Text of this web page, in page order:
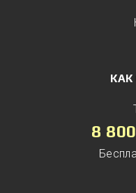
КАК
8